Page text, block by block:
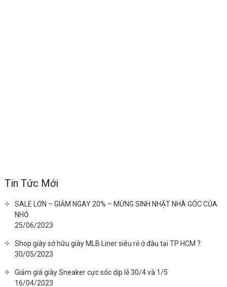
Tin Tức Mới
SALE LỚN – GIẢM NGAY 20% – MỪNG SINH NHẬT NHÀ GÓC CỦA
NHỎ
25/06/2023
Shop giày sở hữu giày MLB Liner siêu rẻ ở đâu tại TP HCM ?
30/05/2023
Giảm giá giày Sneaker cực sốc dịp lễ 30/4 và 1/5
16/04/2023